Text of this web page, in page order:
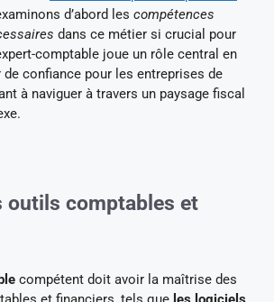
d’abord les compétences
dans ce métier si crucial pour
comptable joue un rôle central en
confiance pour les entreprises de
à naviguer à travers un paysage fiscal
outils comptables et
compétent doit avoir la maîtrise des